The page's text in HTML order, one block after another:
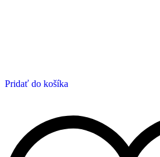
Pridať do košíka